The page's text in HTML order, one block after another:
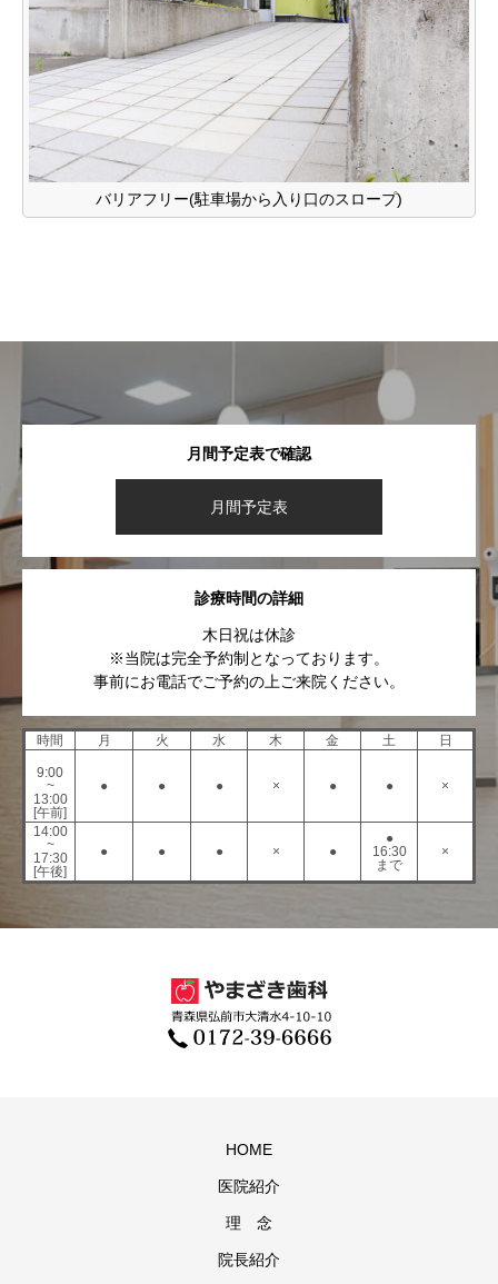
バリアフリー(駐車場から入り口のスロープ)
月間予定表で確認
月間予定表
診療時間の詳細
木日祝は休診
※当院は完全予約制となっております。
事前にお電話でご予約の上ご来院ください。
時間 月 火 水 木 金 土 日
9:00
~
13:00
[午前]
● ● ● × ● ● ×
14:00
~
17:30
[午後]
● ● ● × ●
●
16:30
まで
×
HOME
医院紹介
理 念
院長紹介